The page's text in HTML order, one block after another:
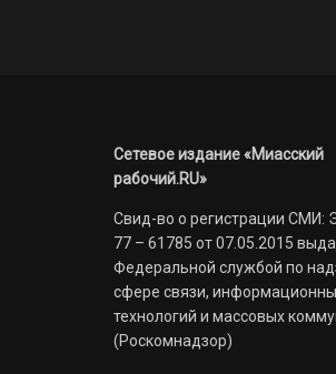
Сетевое издание «Миасский
рабочий.RU»
Свид-во о регистрации
77 – 61785 от 07.05.2015
Федеральной службой по
сфере связи,
технологий и массовых
(Роскомнадзор)